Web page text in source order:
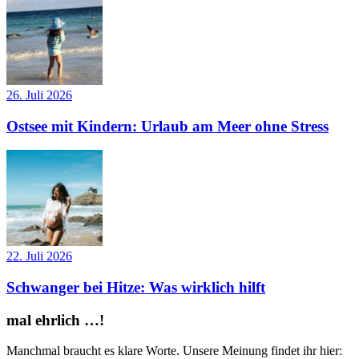
26. Juli 2026
Ostsee mit Kindern: Urlaub am Meer ohne Stress
22. Juli 2026
Schwanger bei Hitze: Was wirklich hilft
mal ehrlich …!
Manchmal braucht es klare Worte. Unsere Meinung findet ihr hier: